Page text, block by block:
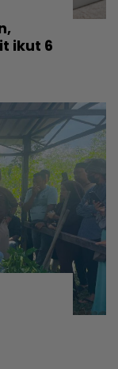
ikut 6